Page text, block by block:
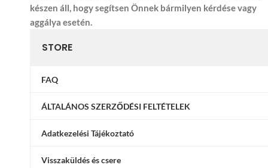
készen áll, hogy segítsen Önnek bármilyen kérdése vagy
aggálya esetén.
STORE
FAQ
ÁLTALÁNOS SZERZŐDÉSI FELTÉTELEK
Adatkezelési Tájékoztató
Visszaküldés és csere